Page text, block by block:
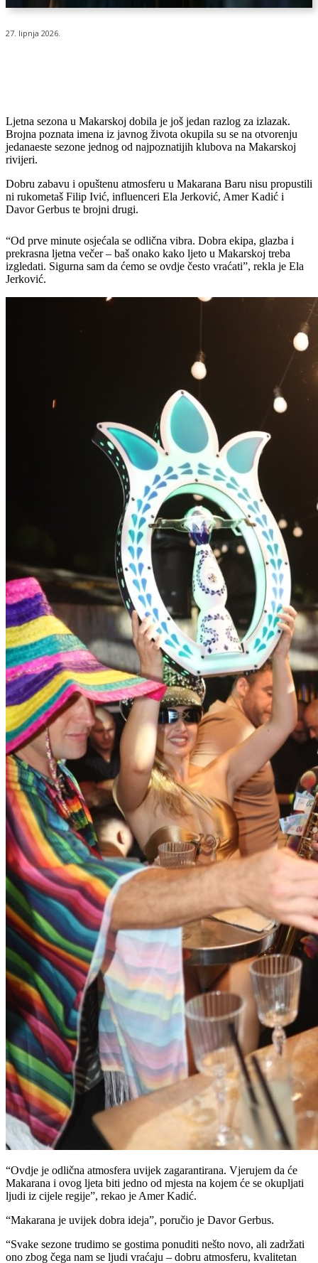
27. lipnja 2026.
Ljetna sezona u Makarskoj dobila je još jedan razlog za izlazak.
Brojna poznata imena iz javnog života okupila su se na otvorenju
jedanaeste sezone jednog od najpoznatijih klubova na Makarskoj
rivijeri.
Dobru zabavu i opuštenu atmosferu u Makarana Baru nisu propustili
ni rukometaš Filip Ivić, influenceri Ela Jerković, Amer Kadić i
Davor Gerbus te brojni drugi.
“Od prve minute osjećala se odlična vibra. Dobra ekipa, glazba i
prekrasna ljetna večer – baš onako kako ljeto u Makarskoj treba
izgledati. Sigurna sam da ćemo se ovdje često vraćati”, rekla je Ela
Jerković.
“Ovdje je odlična atmosfera uvijek zagarantirana. Vjerujem da će
Makarana i ovog ljeta biti jedno od mjesta na kojem će se okupljati
ljudi iz cijele regije”, rekao je Amer Kadić.
“Makarana je uvijek dobra ideja”, poručio je Davor Gerbus.
“Svake sezone trudimo se gostima ponuditi nešto novo, ali zadržati
ono zbog čega nam se ljudi vraćaju – dobru atmosferu, kvalitetan